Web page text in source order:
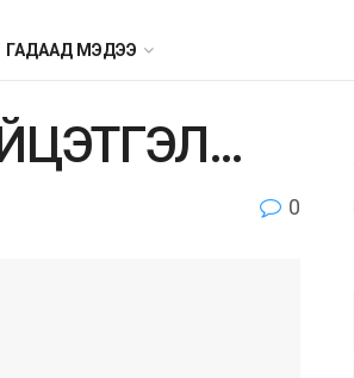
ГАДААД МЭДЭЭ
0